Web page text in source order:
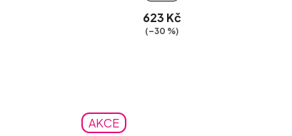
623 Kč
(–30 %)
AKCE